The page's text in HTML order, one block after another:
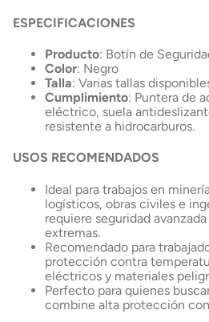
ESPECIFICACIONES
Producto: Botín de
Color: Negro
Talla: Varias tallas
Cumplimiento: Puntera de
eléctrico, suela
resistente a hidrocarburos.
USOS RECOMENDADOS
Ideal para trabajos en
logísticos, obras civiles e
requiere seguridad
extremas.
Recomendado para
protección contra
eléctricos y materiales
Perfecto para quienes
combine alta protección